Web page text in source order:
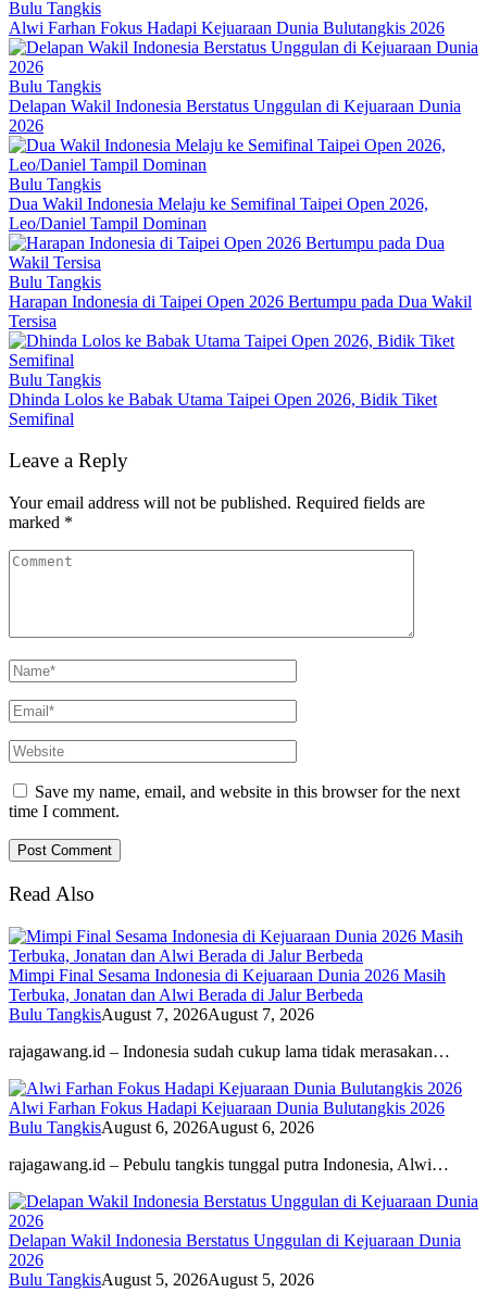
Bulu Tangkis
Alwi Farhan Fokus Hadapi Kejuaraan Dunia Bulutangkis 2026
Bulu Tangkis
Delapan Wakil Indonesia Berstatus Unggulan di Kejuaraan Dunia
2026
Bulu Tangkis
Dua Wakil Indonesia Melaju ke Semifinal Taipei Open 2026,
Leo/Daniel Tampil Dominan
Bulu Tangkis
Harapan Indonesia di Taipei Open 2026 Bertumpu pada Dua Wakil
Tersisa
Bulu Tangkis
Dhinda Lolos ke Babak Utama Taipei Open 2026, Bidik Tiket
Semifinal
Leave a Reply
Your email address will not be published. Required fields are
marked *
Save my name, email, and website in this browser for the next
time I comment.
Read Also
Mimpi Final Sesama Indonesia di Kejuaraan Dunia 2026 Masih
Terbuka, Jonatan dan Alwi Berada di Jalur Berbeda
Bulu TangkisAugust 7, 2026August 7, 2026
rajagawang.id – Indonesia sudah cukup lama tidak merasakan…
Alwi Farhan Fokus Hadapi Kejuaraan Dunia Bulutangkis 2026
Bulu TangkisAugust 6, 2026August 6, 2026
rajagawang.id – Pebulu tangkis tunggal putra Indonesia, Alwi…
Delapan Wakil Indonesia Berstatus Unggulan di Kejuaraan Dunia
2026
Bulu TangkisAugust 5, 2026August 5, 2026